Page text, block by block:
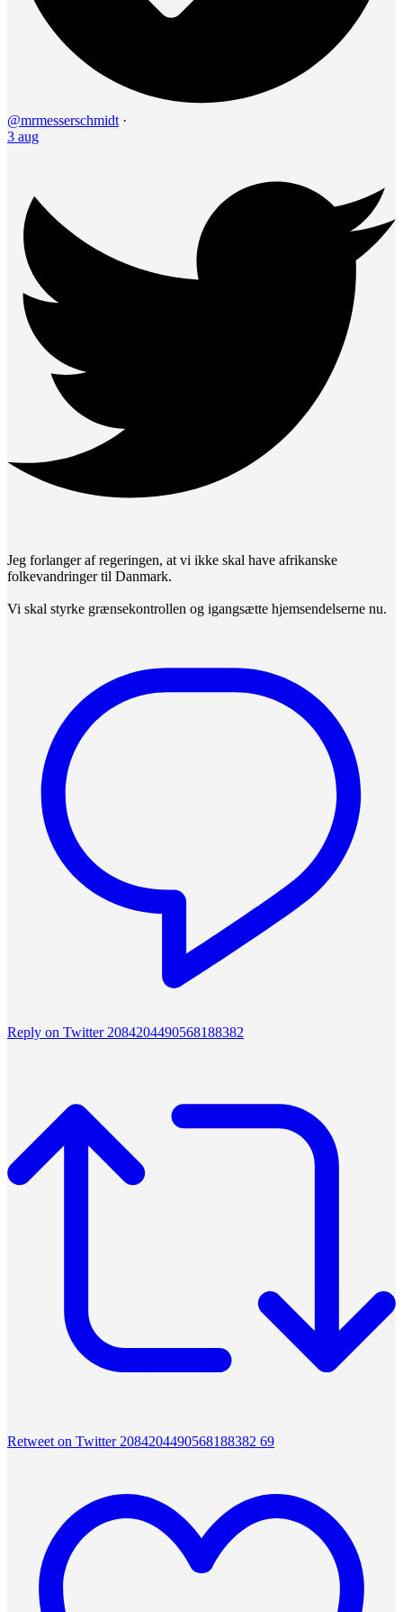
@mrmesserschmidt ·
3 aug
Jeg forlanger af regeringen, at vi ikke skal have afrikanske
folkevandringer til Danmark.
Vi skal styrke grænsekontrollen og igangsætte hjemsendelserne nu.
Reply on Twitter 2084204490568188382
Retweet on Twitter 2084204490568188382 69